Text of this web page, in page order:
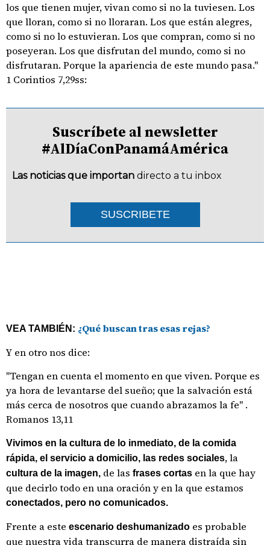
los que tienen mujer, vivan como si no la tuviesen. Los
que lloran, como si no lloraran. Los que están alegres,
como si no lo estuvieran. Los que compran, como si no
poseyeran. Los que disfrutan del mundo, como si no
disfrutaran. Porque la apariencia de este mundo pasa."
1 Corintios 7,29ss:
Suscríbete al newsletter
#AlDíaConPanamáAmérica
Las noticias que importan directo a tu inbox
SUSCRIBETE
VEA TAMBIÉN: ¿Qué buscan tras esas rejas?
Y en otro nos dice:
"Tengan en cuenta el momento en que viven. Porque es
ya hora de levantarse del sueño; que la salvación está
más cerca de nosotros que cuando abrazamos la fe" .
Romanos 13,11
Vivimos en la cultura de lo inmediato, de la comida
rápida, el servicio a domicilio, las redes sociales, la
cultura de la imagen, de las frases cortas en la que hay
que decirlo todo en una oración y en la que estamos
conectados, pero no comunicados.
Frente a este escenario deshumanizado es probable
que nuestra vida transcurra de manera distraída sin